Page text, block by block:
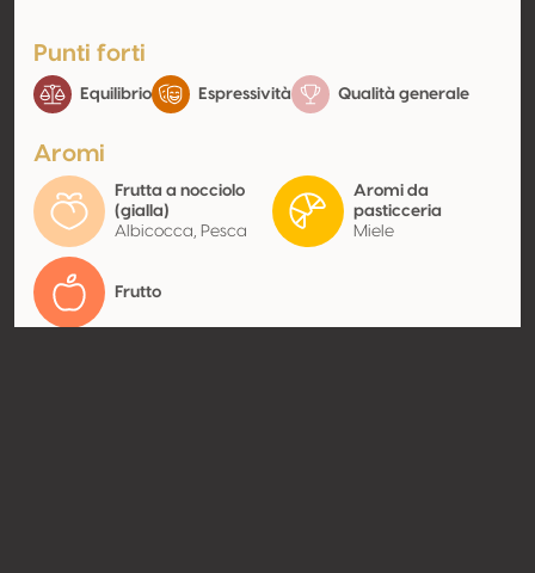
Punti forti
Equilibrio Espressività Qualità generale
Aromi
Frutta a nocciolo
(gialla)
Albicocca, Pesca
Aromi da
pasticceria
Miele
Frutto